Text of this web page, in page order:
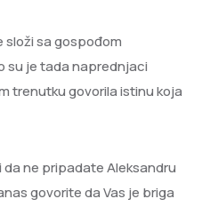
složi sa gospođom
su je tada naprednjaci
trenutku govorila istinu koja
da ne pripadate Aleksandru
govorite da Vas je briga